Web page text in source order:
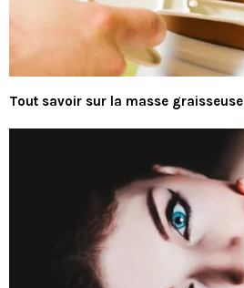
Tout savoir sur la masse graisseuse